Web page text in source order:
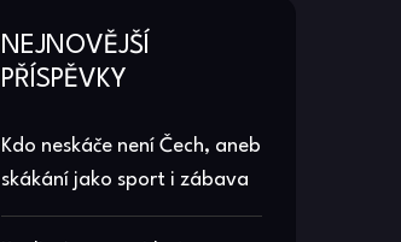
NEJNOVĚJŠÍ
PŘÍSPĚVKY
Kdo neskáče není Čech, aneb
skákání jako sport i zábava